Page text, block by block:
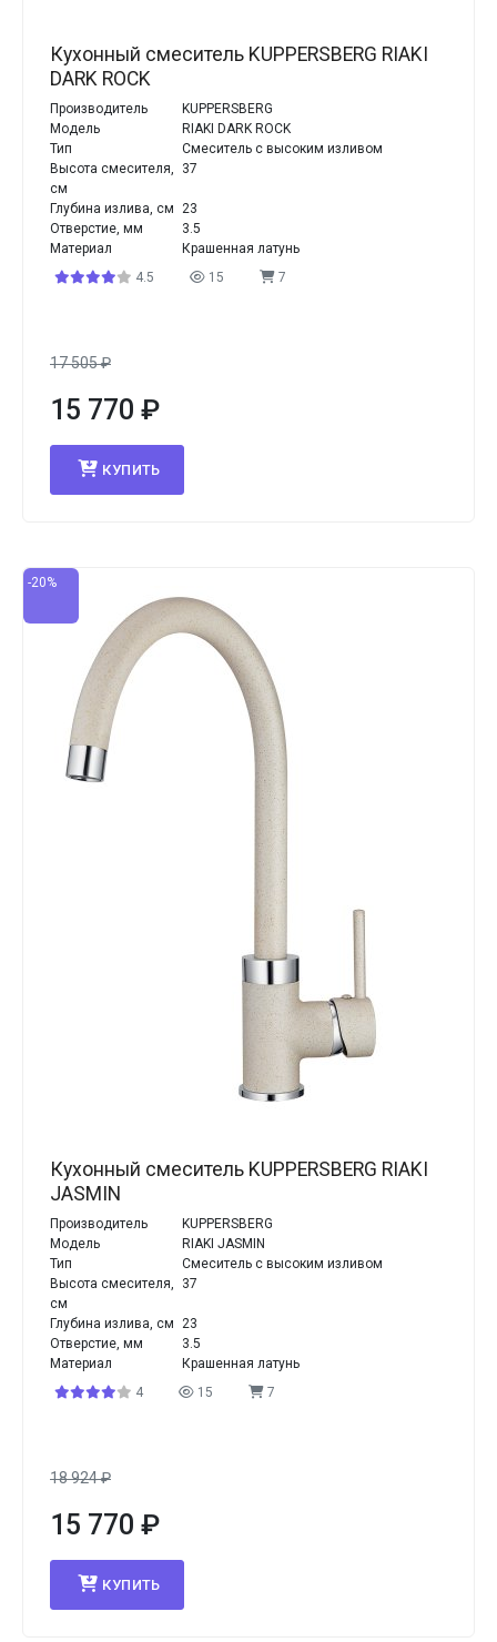
Кухонный смеситель KUPPERSBERG RIAKI
DARK ROCK
Производитель
KUPPERSBERG
Модель
RIAKI DARK ROCK
Тип
Смеситель с высоким изливом
Высота смесителя,
см
37
Глубина излива, см 23
Отверстие, мм
3.5
Материал
Крашенная латунь
4.5
15 7
17 505₽
15 770 ₽
КУПИТЬ
-20%
Кухонный смеситель KUPPERSBERG RIAKI
JASMIN
Производитель
KUPPERSBERG
Модель
RIAKI JASMIN
Тип
Смеситель с высоким изливом
Высота смесителя,
см
37
Глубина излива, см 23
Отверстие, мм
3.5
Материал
Крашенная латунь
4
15 7
18 924₽
15 770 ₽
КУПИТЬ